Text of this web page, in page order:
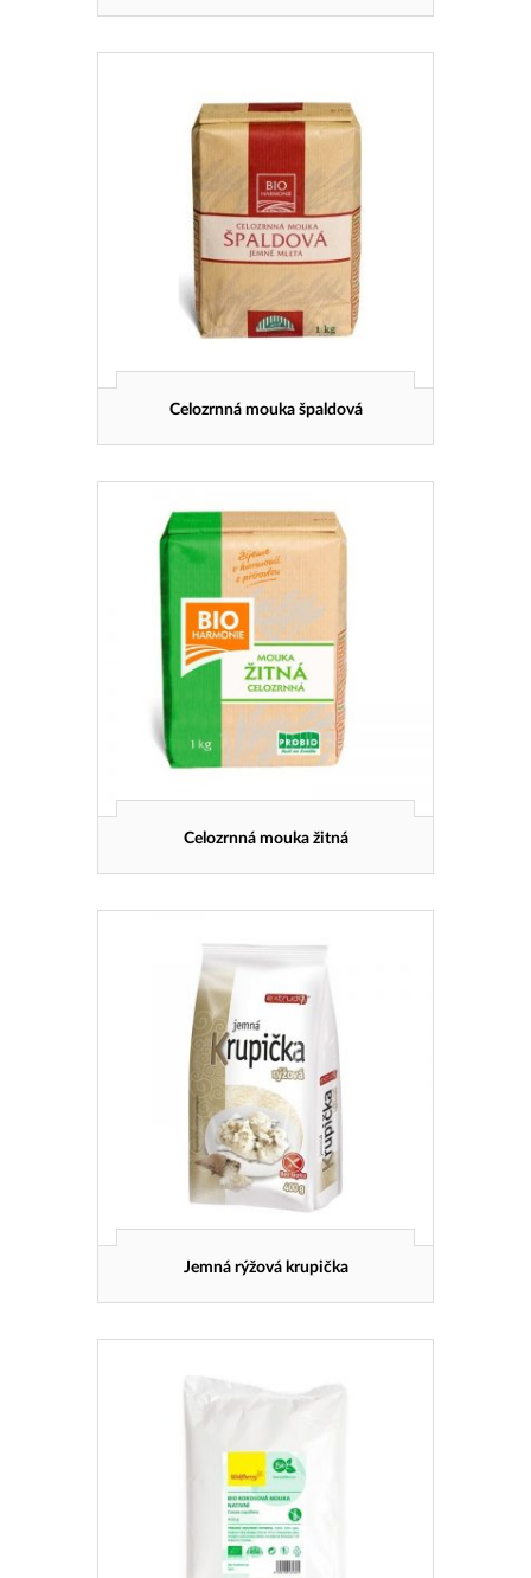
Celozrnná mouka špaldová
Celozrnná mouka žitná
Jemná rýžová krupička